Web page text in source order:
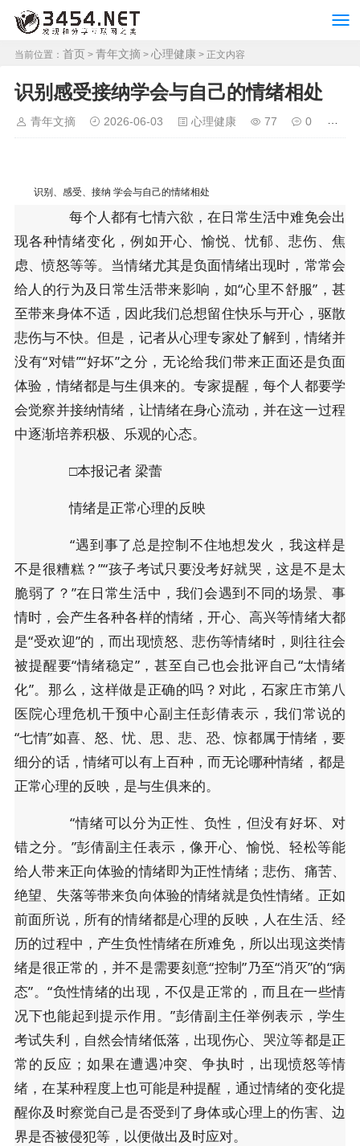
当前位置： 首页 > 青年文摘 > 心理健康 > 正文内容
识别感受接纳学会与自己的情绪相处
青年文摘 2026-06-03 心理健康 77 0
识别、感受、接纳 学会与自己的情绪相处
每个人都有七情六欲，在日常生活中难免会出
现各种情绪变化，例如开心、愉悦、忧郁、悲伤、焦
虑、愤怒等等。当情绪尤其是负面情绪出现时，常常会
给人的行为及日常生活带来影响，如“心里不舒服”，甚
至带来身体不适，因此我们总想留住快乐与开心，驱散
悲伤与不快。但是，记者从心理专家处了解到，情绪并
没有“对错”“好坏”之分，无论给我们带来正面还是负面
体验，情绪都是与生俱来的。专家提醒，每个人都要学
会觉察并接纳情绪，让情绪在身心流动，并在这一过程
中逐渐培养积极、乐观的心态。
□本报记者 梁蕾
情绪是正常心理的反映
“遇到事了总是控制不住地想发火，我这样是
不是很糟糕？”“孩子考试只要没考好就哭，这是不是太
脆弱了？”在日常生活中，我们会遇到不同的场景、事
情时，会产生各种各样的情绪，开心、高兴等情绪大都
是“受欢迎”的，而出现愤怒、悲伤等情绪时，则往往会
被提醒要“情绪稳定”，甚至自己也会批评自己“太情绪
化”。那么，这样做是正确的吗？对此，石家庄市第八
医院心理危机干预中心副主任彭倩表示，我们常说的
“七情”如喜、怒、忧、思、悲、恐、惊都属于情绪，要
细分的话，情绪可以有上百种，而无论哪种情绪，都是
正常心理的反映，是与生俱来的。
“情绪可以分为正性、负性，但没有好坏、对
错之分。”彭倩副主任表示，像开心、愉悦、轻松等能
给人带来正向体验的情绪即为正性情绪；悲伤、痛苦、
绝望、失落等带来负向体验的情绪就是负性情绪。正如
前面所说，所有的情绪都是心理的反映，人在生活、经
历的过程中，产生负性情绪在所难免，所以出现这类情
绪是很正常的，并不是需要刻意“控制”乃至“消灭”的“病
态”。“负性情绪的出现，不仅是正常的，而且在一些情
况下也能起到提示作用。”彭倩副主任举例表示，学生
考试失利，自然会情绪低落，出现伤心、哭泣等都是正
常的反应；如果在遭遇冲突、争执时，出现愤怒等情
绪，在某种程度上也可能是种提醒，通过情绪的变化提
醒你及时察觉自己是否受到了身体或心理上的伤害、边
界是否被侵犯等，以便做出及时应对。